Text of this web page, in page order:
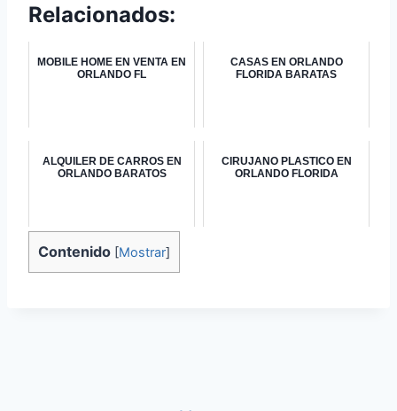
Relacionados:
MOBILE HOME EN VENTA EN
ORLANDO FL
CASAS EN ORLANDO
FLORIDA BARATAS
ALQUILER DE CARROS EN
ORLANDO BARATOS
CIRUJANO PLASTICO EN
ORLANDO FLORIDA
Contenido [Mostrar]